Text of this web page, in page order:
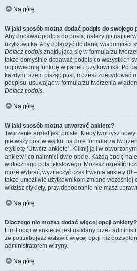
Na górę
W jaki sposób można dodać podpis do swojego
Aby dodawać podpis do posta, należy go
użytkownika. Aby dołączyć do danej wiadomości
Dołącz podpis znajdującą się w formularzu
także domyślnie dodawać podpis do wszystkich
odpowiednią funkcję w panelu użytkownika. Po
każdym razem pisząc post, możesz zdecydować
podpisu, usuwając w formularzu tworzenia
Dołącz podpis.
Na górę
W jaki sposób można utworzyć ankietę?
Tworzenie ankiet jest proste. Kiedy tworzysz
pierwszy post w wątku, na dole formularza
etykietę “Utwórz ankietę”. Kliknij ją i w
ankiety i co najmniej dwie opcje. Każdą opcję
widocznego pola tekstowego. Możesz określić
może wybrać, wyznaczyć czas trwania ankiety (0
także umożliwić użytkownikom zmianę wcześniej
widzisz etykiety, prawdopodobnie nie masz
Na górę
Dlaczego nie można dodać więcej opcji ankiety?
Limit opcji w ankiecie jest ustalany przez
że potrzebujesz wstawić więcej opcji niż
administratorem witryny.
Na górę